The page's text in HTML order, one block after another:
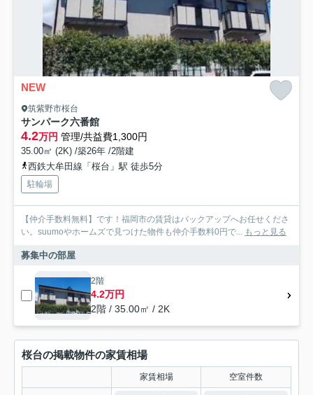
NEW
筑紫野市桜台
サンパーク六番館
4.2万円 管理/共益費1,300円
35.00㎡ (2K) /築26年 /2階建
西鉄大牟田線「桜台」駅 徒歩5分
駐輪場
【仲介手数料無料】です！福岡市の賃貸はバックアップへお任せくださ
い。suumoやホームズで見つけた物件も仲介手数料0円で... もっと見る
募集中の部屋
2階
4.2万円
2階 / 35.00㎡ / 2K
桜台の掲載物件の家賃相場
家賃相場 空室件数